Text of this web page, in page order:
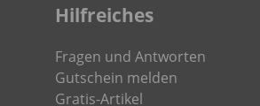
Hilfreiches
Fragen und Antworten
Gutschein melden
Gratis-Artikel